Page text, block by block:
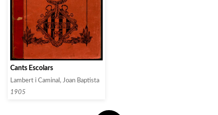
Cants Escolars
Lambert i Caminal, Joan Baptista
1905